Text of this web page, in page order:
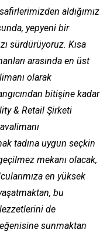
aldığımız
yepyeni bir
sürdürüyoruz. Kısa
arasında en üst
olarak
bitişine kadar
& Retail Şirketi
tadına uygun seçkin
mekanı olacak,
en yüksek
bu
de
sunmaktan